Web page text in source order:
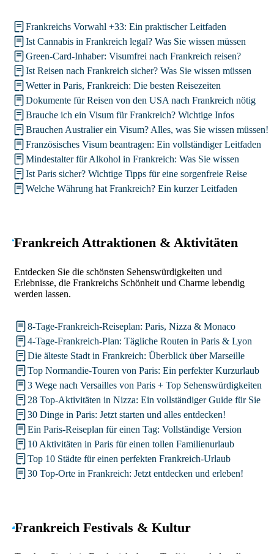
Frankreichs Vorwahl +33: Ein praktischer Leitfaden
Ist Cannabis in Frankreich legal? Was Sie wissen müssen
Green-Card-Inhaber: Visumfrei nach Frankreich reisen?
Ist Reisen nach Frankreich sicher? Was Sie wissen müssen
Wetter in Paris, Frankreich: Die besten Reisezeiten
Dokumente für Reisen von den USA nach Frankreich nötig
Brauche ich ein Visum für Frankreich? Wichtige Infos
Brauchen Australier ein Visum? Alles, was Sie wissen müssen!
Französisches Visum beantragen: Ein vollständiger Leitfaden
Mindestalter für Alkohol in Frankreich: Was Sie wissen
Ist Paris sicher? Wichtige Tipps für eine sorgenfreie Reise
Welche Währung hat Frankreich? Ein kurzer Leitfaden
Frankreich Attraktionen & Aktivitäten
Entdecken Sie die schönsten Sehenswürdigkeiten und
Erlebnisse, die Frankreichs Schönheit und Charme lebendig
werden lassen.
8-Tage-Frankreich-Reiseplan: Paris, Nizza & Monaco
4-Tage-Frankreich-Plan: Tägliche Routen in Paris & Lyon
Die älteste Stadt in Frankreich: Überblick über Marseille
Top Normandie-Touren von Paris: Ein perfekter Kurzurlaub
3 Wege nach Versailles von Paris + Top Sehenswürdigkeiten
28 Top-Aktivitäten in Nizza: Ein vollständiger Guide für Sie
30 Dinge in Paris: Jetzt starten und alles entdecken!
Ein Paris-Reiseplan für einen Tag: Vollständige Version
10 Aktivitäten in Paris für einen tollen Familienurlaub
Top 10 Städte für einen perfekten Frankreich-Urlaub
30 Top-Orte in Frankreich: Jetzt entdecken und erleben!
Frankreich Festivals & Kultur